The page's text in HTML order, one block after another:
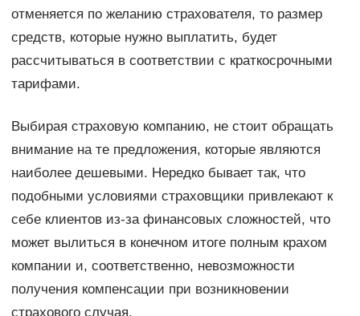
отменяется по желанию страхователя, то размер
средств, которые нужно выплатить, будет
рассчитываться в соответствии с краткосрочными
тарифами.
Выбирая страховую компанию, не стоит обращать
внимание на те предложения, которые являются
наиболее дешевыми. Нередко бывает так, что
подобными условиями страховщики привлекают к
себе клиентов из-за финансовых сложностей, что
может вылиться в конечном итоге полным крахом
компании и, соответственно, невозможности
получения компенсации при возникновении
страхового случая.